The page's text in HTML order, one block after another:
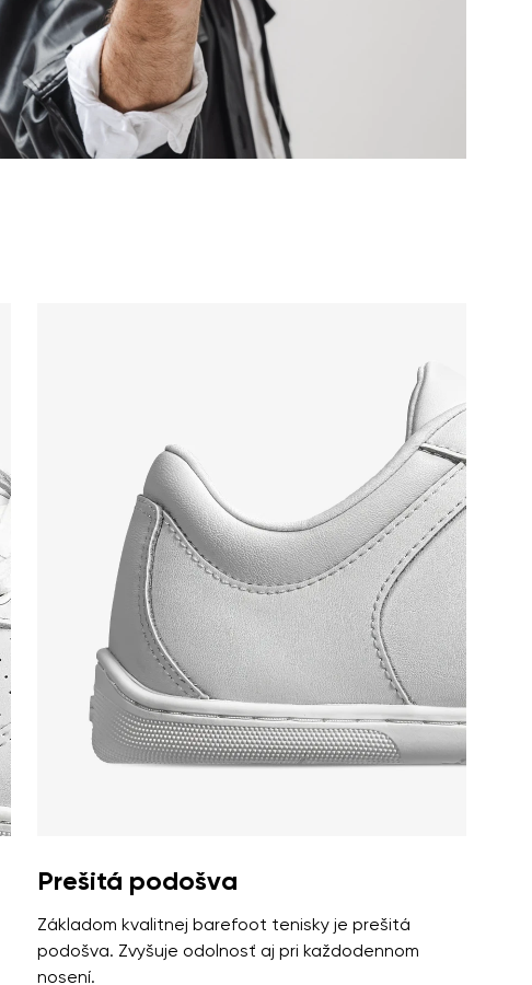
Prešitá podošva
Základom kvalitnej barefoot tenisky je prešitá
podošva. Zvyšuje odolnosť aj pri každodennom
nosení.